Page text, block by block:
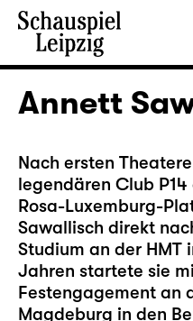
Annett
Nach ersten
legendären Club P14
Rosa-Luxemburg-
Sawallisch direkt
Studium an der HMT
Jahren startete sie
Festengagement an
Magdeburg in den